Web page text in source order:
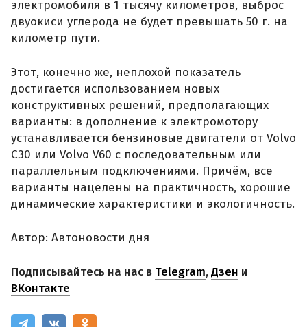
электромобиля в 1 тысячу километров, выброс
двуокиси углерода не будет превышать 50 г. на
километр пути.
Этот, конечно же, неплохой показатель
достигается использованием новых
конструктивных решений, предполагающих
варианты: в дополнение к электромотору
устанавливается бензиновые двигатели от Volvo
C30 или Volvo V60 с последовательным или
параллельным подключениями. Причём, все
варианты нацелены на практичность, хорошие
динамические характеристики и экологичность.
Автор: Автоновости дня
Подписывайтесь на нас в Telegram,Дзен и
ВКонтакте